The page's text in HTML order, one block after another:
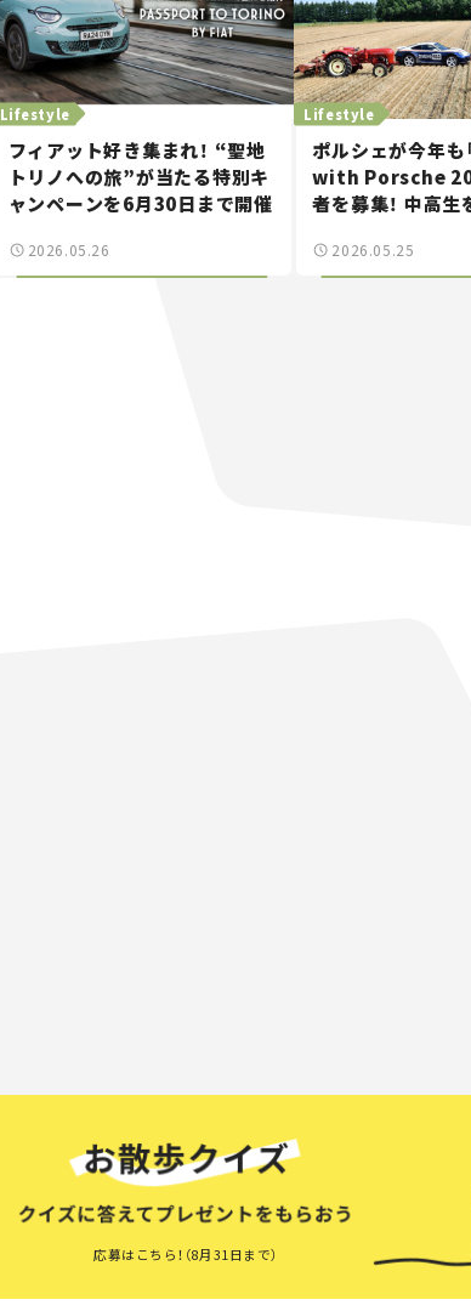
Lifestyle
フィアット好き集まれ！ “聖地
トリノへの旅”が当たる特別キ
ャンペーンを6月30日まで開催
2026.05.26
Lifestyle
ポルシェが今年も
with Porsche
者を募集！ 中高生
2026.05.25
応募はこちら！（8月31日まで）